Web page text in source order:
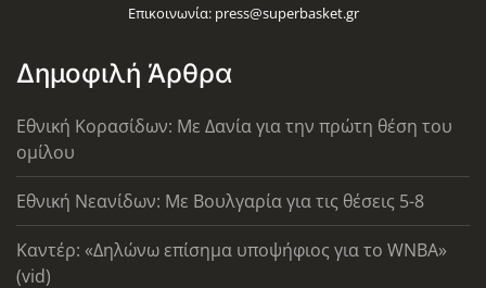
Επικοινωνία: press@superbasket.gr
Δημοφιλή Άρθρα
Εθνική Κορασίδων: Με Δανία για την πρώτη θέση του
ομίλου
Εθνική Νεανίδων: Με Βουλγαρία για τις θέσεις 5-8
Καντέρ: «Δηλώνω επίσημα υποψήφιος για το WNBA»
(vid)